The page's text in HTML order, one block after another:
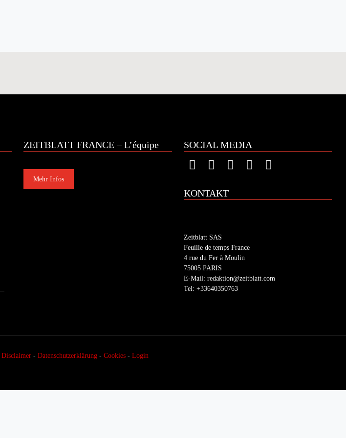
ZEITBLATT FRANCE – L’équipe
Mehr Infos
SOCIAL MEDIA
KONTAKT
Zeitblatt SAS
Feuille de temps France
4 rue du Fer à Moulin
75005 PARIS
E-Mail: redaktion@zeitblatt.com
Tel: +33640350763
Disclaimer - Datenschutzerklärung - Cookies - Login